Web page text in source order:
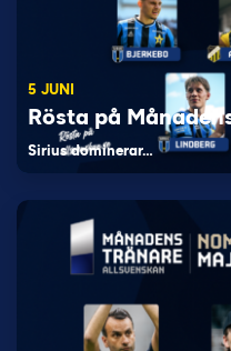
5 JUNI
Rösta på
Sirius dominerar…